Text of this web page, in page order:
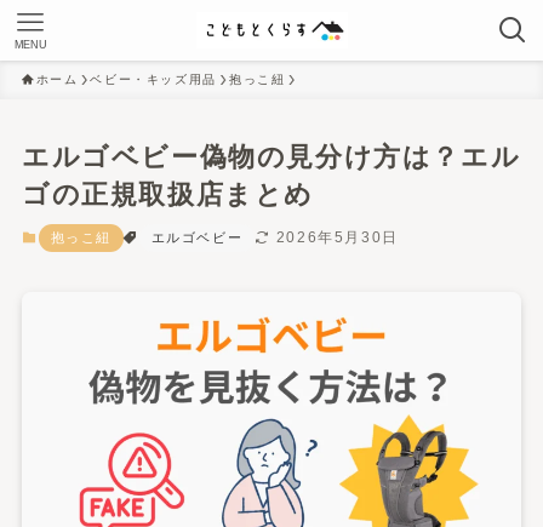
MENU
ホーム ベビー・キッズ用品 抱っこ紐
エルゴベビー偽物の見分け方は？エル
ゴの正規取扱店まとめ
抱っこ紐 エルゴベビー 2026年5月30日